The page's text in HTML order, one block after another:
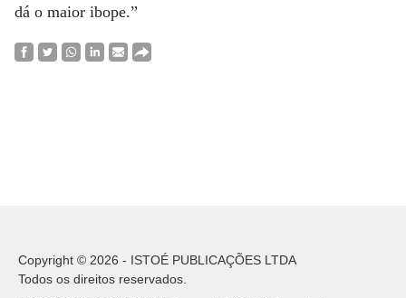
dá o maior ibope.”
Copyright © 2026 - ISTOÉ PUBLICAÇÕES LTDA
Todos os direitos reservados.